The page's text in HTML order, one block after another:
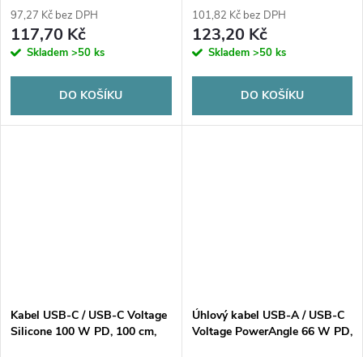
97,27 Kč bez DPH
117,70 Kč
Skladem >50 ks
DO KOŠÍKU
101,82 Kč bez DPH
123,20 Kč
Skladem >50 ks
DO KOŠÍKU
Kabel USB-C / USB-C Voltage
Silicone 100 W PD, 100 cm,
Úhlový kabel USB-A / USB-C
Voltage PowerAngle 66 W PD,